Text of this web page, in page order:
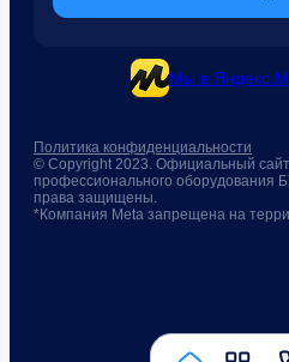
Мы в
© Copyright 2023. Официальный
профессионального оборудования
права защищены.
*Компания Meta запрещена на
Политика конфиденциальности